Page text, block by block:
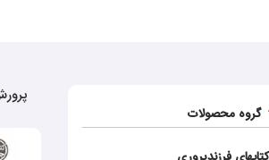
گروه محصولات